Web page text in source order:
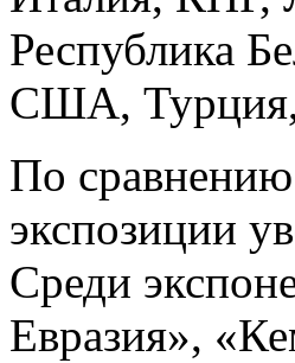
Республика
США,
По
экспозиции
Среди
Евразия»,